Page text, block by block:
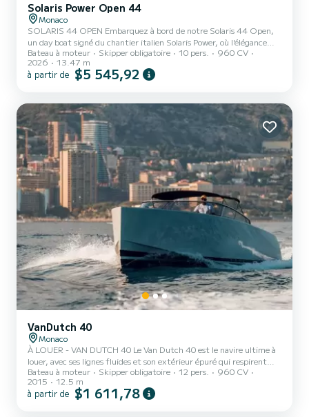
Solaris Power Open 44
Monaco
SOLARIS 44 OPEN Embarquez à bord de notre Solaris 44 Open,
un day boat signé du chantier italien Solaris Power, où l'élégance
méditerranéenne rencontre le confort d'un véritable yacht. Ses
lignes sculptées et son immense espace de vie extérieur offrent le
cadre idéal pour une journée privée en mer sur la Côte d'Azur.
légendaire des mouillages de Saint-Tropez. À bord,...
Bateau à moteur Skipper obligatoire 10 pers.
960 CV
2026
13.47 m
à partir de $5 545,92
VanDutch 40
Monaco
À LOUER - VAN DUTCH 40 Le Van Dutch 40 est le navire ultime à
louer, avec ses lignes fluides et son extérieur épuré qui respirent
l'élégance et la grandeur. Le VanDutch 40 est le moyen le plus
exclusif d'arriver à votre réservation de restaurant. Que ce soit
pour un déjeuner pittoresque à La Guerite, ou au Club 55 à Saint-
Bateau à moteur Skipper obligatoire 12 pers.
960 CV
2015
12.5 m
à partir de $1 611,78